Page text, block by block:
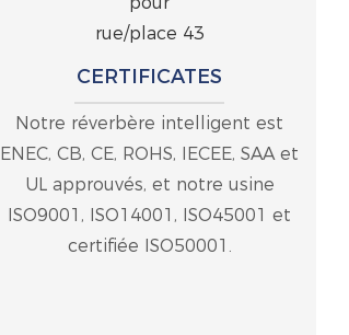
CERTIFICATES
Notre réverbère intelligent est
ENEC, CB, CE, ROHS, IECEE, SAA et
UL approuvés, et notre usine
ISO9001, ISO14001, ISO45001 et
certifiée ISO50001.